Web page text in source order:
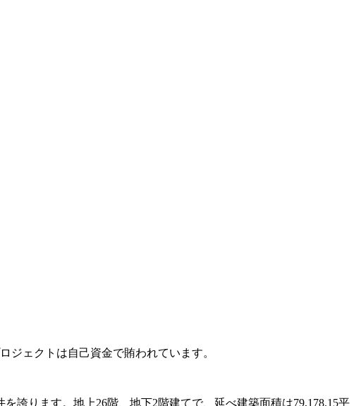
ジェクトは自己資金で賄われています。
誇ります。地上26階、地下2階建てで、延べ建築面積は79,178.15平